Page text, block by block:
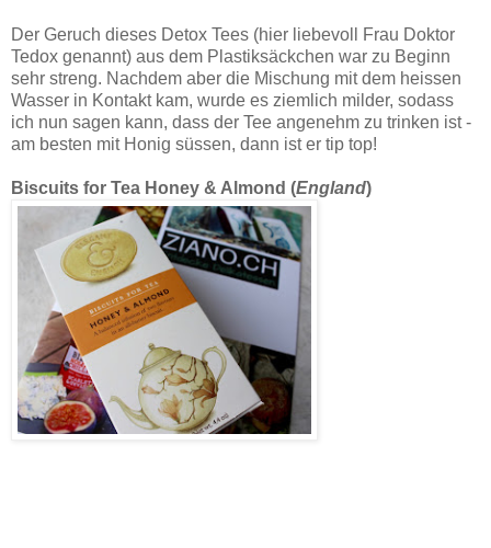
Der Geruch dieses Detox Tees (hier liebevoll Frau Doktor
Tedox genannt) aus dem Plastiksäckchen war zu Beginn
sehr streng. Nachdem aber die Mischung mit dem heissen
Wasser in Kontakt kam, wurde es ziemlich milder, sodass
ich nun sagen kann, dass der Tee angenehm zu trinken ist -
am besten mit Honig süssen, dann ist er tip top!
Biscuits for Tea Honey & Almond (England)